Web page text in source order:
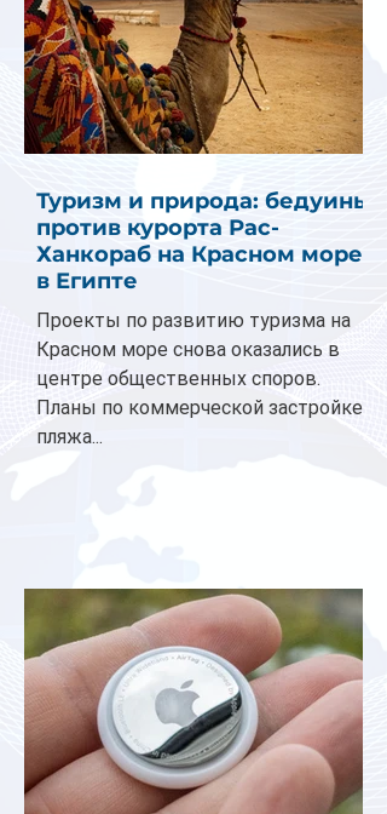
Туризм и природа: бедуины
против курорта Рас-
Ханкораб на Красном море
в Египте
Проекты по развитию туризма на
Красном море снова оказались в
центре общественных споров.
Планы по коммерческой застройке
пляжа...